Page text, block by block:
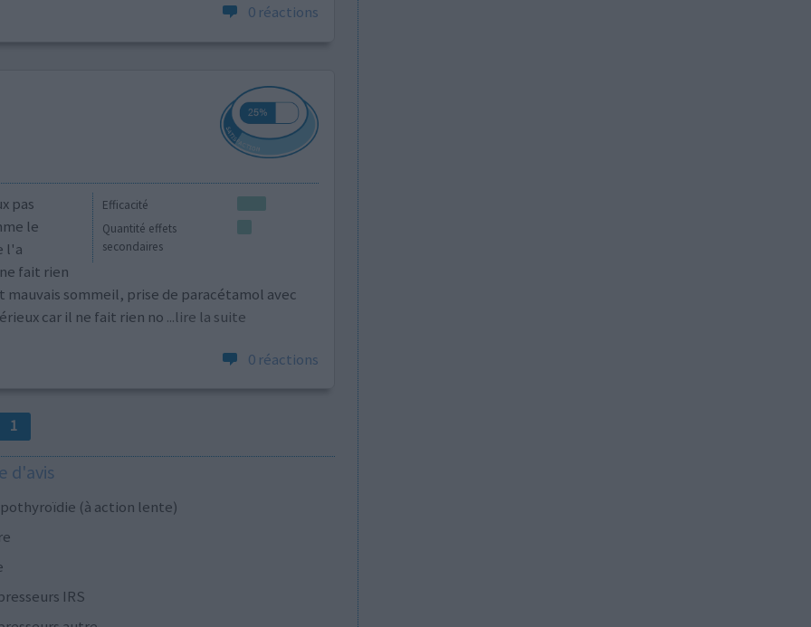
0 réactions
Efficacité
Quantité effets
secondaires
pas
le
l'a
fait rien
sommeil, prise de paracétamol avec
car il ne fait rien no ...lire la suite
0 réactions
1
d'avis
(à action lente)
IRS